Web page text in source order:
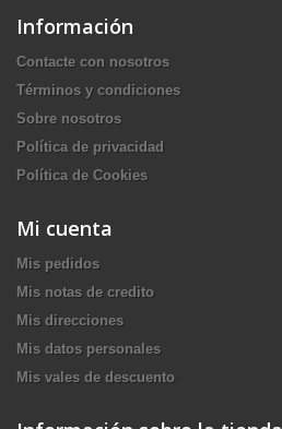
Información
Contacte con nosotros
Términos y condiciones
Sobre nosotros
Política de privacidad
Política de Cookies
Mi cuenta
Mis pedidos
Mis notas de credito
Mis direcciones
Mis datos personales
Mis vales de descuento